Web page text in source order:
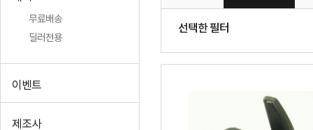
무료배송
딜러전용
이벤트
제조사
선택한 필터